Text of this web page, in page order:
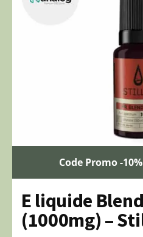
Code Promo -
E liquide
(1000mg) –